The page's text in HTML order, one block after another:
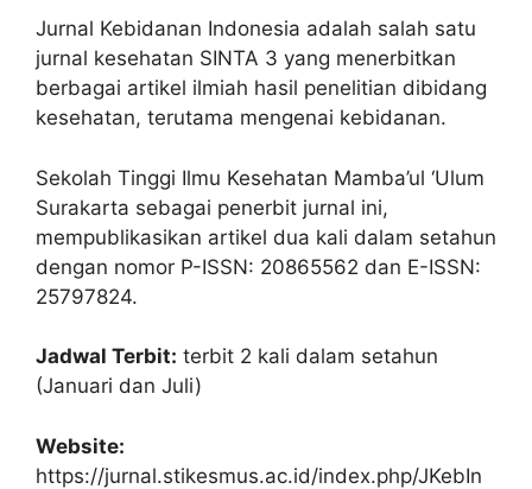
Jurnal Kebidanan Indonesia adalah salah satu
jurnal kesehatan SINTA 3 yang menerbitkan
berbagai artikel ilmiah hasil penelitian dibidang
kesehatan, terutama mengenai kebidanan.
Sekolah Tinggi Ilmu Kesehatan Mamba’ul ‘Ulum
Surakarta sebagai penerbit jurnal ini,
mempublikasikan artikel dua kali dalam setahun
dengan nomor P-ISSN: 20865562 dan E-ISSN:
25797824.
Jadwal Terbit: terbit 2 kali dalam setahun
(Januari dan Juli)
Website:
https://jurnal.stikesmus.ac.id/index.php/JKebIn